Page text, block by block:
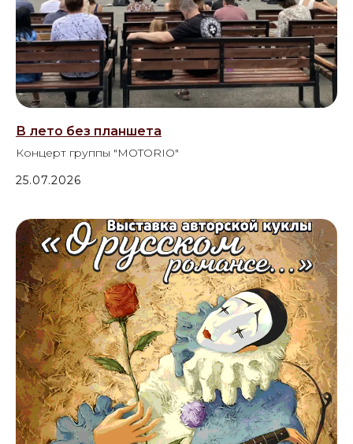
В лето без планшета
Концерт группы "MOTORIO"
25.07.2026
© 2025 все права защищены
Государственное автономное учреждение
"Курганский областной Дом народного
творчества"
Управление культуры
Курганской области